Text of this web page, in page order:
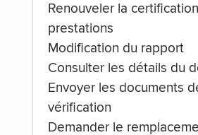
Renouveler la
prestations
Modification du rapport
Consulter les détails du
Envoyer les documents
vérification
Demander le